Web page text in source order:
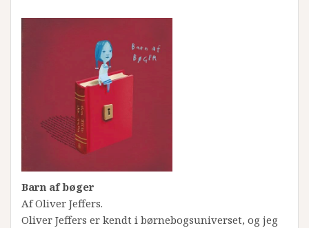
Barn af bøger
Af Oliver Jeffers.
Oliver Jeffers er kendt i børnebogsuniverset, og jeg